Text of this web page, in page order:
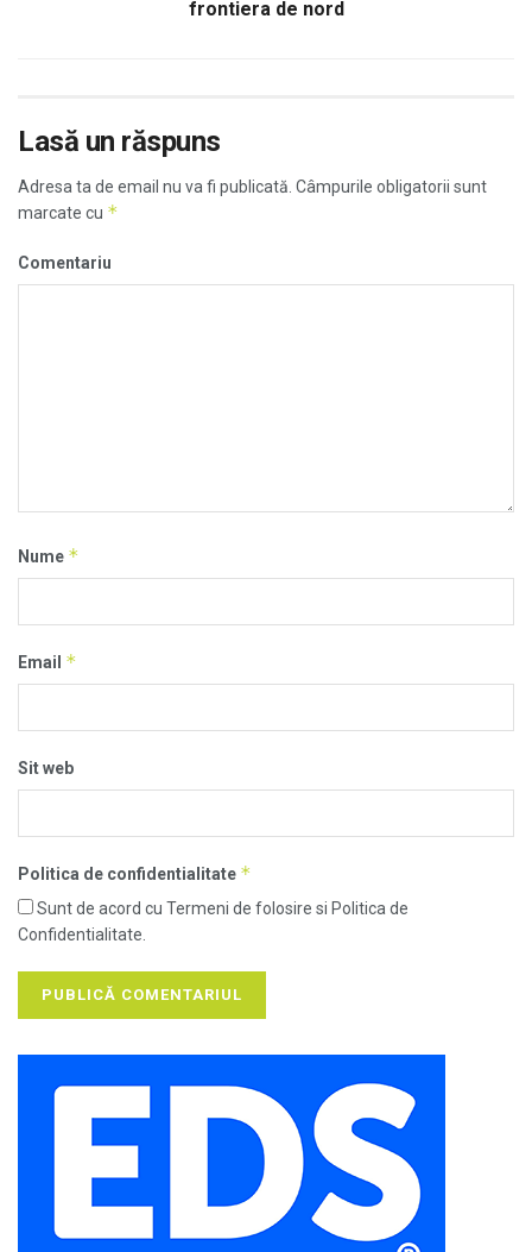
frontiera de nord
Lasă un răspuns
Adresa ta de email nu va fi publicată. Câmpurile obligatorii sunt
marcate cu *
Comentariu
Nume *
Email *
Sit web
Politica de confidentialitate *
Sunt de acord cu Termeni de folosire si Politica de
Confidentialitate.